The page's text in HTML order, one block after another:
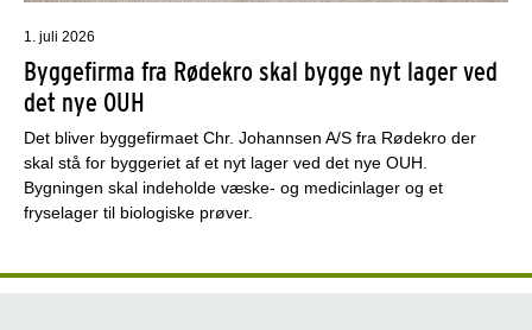
1. juli 2026
Byggefirma fra Rødekro skal bygge nyt lager ved
det nye OUH
Det bliver byggefirmaet Chr. Johannsen A/S fra Rødekro der
skal stå for byggeriet af et nyt lager ved det nye OUH.
Bygningen skal indeholde væske- og medicinlager og et
fryselager til biologiske prøver.